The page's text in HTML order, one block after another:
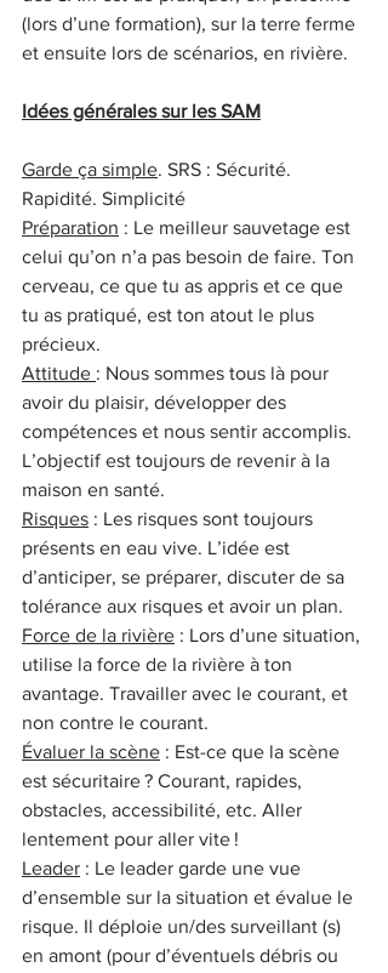
(lors d’une formation), sur la terre ferme
et ensuite lors de scénarios, en rivière.
Idées générales sur les SAM
Garde ça simple. SRS : Sécurité.
Rapidité. Simplicité
Préparation : Le meilleur sauvetage est
celui qu’on n’a pas besoin de faire. Ton
cerveau, ce que tu as appris et ce que
tu as pratiqué, est ton atout le plus
précieux.
Attitude : Nous sommes tous là pour
avoir du plaisir, développer des
compétences et nous sentir accomplis.
L’objectif est toujours de revenir à la
maison en santé.
Risques : Les risques sont toujours
présents en eau vive. L’idée est
d’anticiper, se préparer, discuter de sa
tolérance aux risques et avoir un plan.
Force de la rivière : Lors d’une situation,
utilise la force de la rivière à ton
avantage. Travailler avec le courant, et
non contre le courant.
Évaluer la scène : Est-ce que la scène
est sécuritaire ? Courant, rapides,
obstacles, accessibilité, etc. Aller
lentement pour aller vite !
Leader : Le leader garde une vue
d’ensemble sur la situation et évalue le
risque. Il déploie un/des surveillant (s)
en amont (pour d’éventuels débris ou